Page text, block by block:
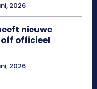
2026
nieuwe
officieel
2026